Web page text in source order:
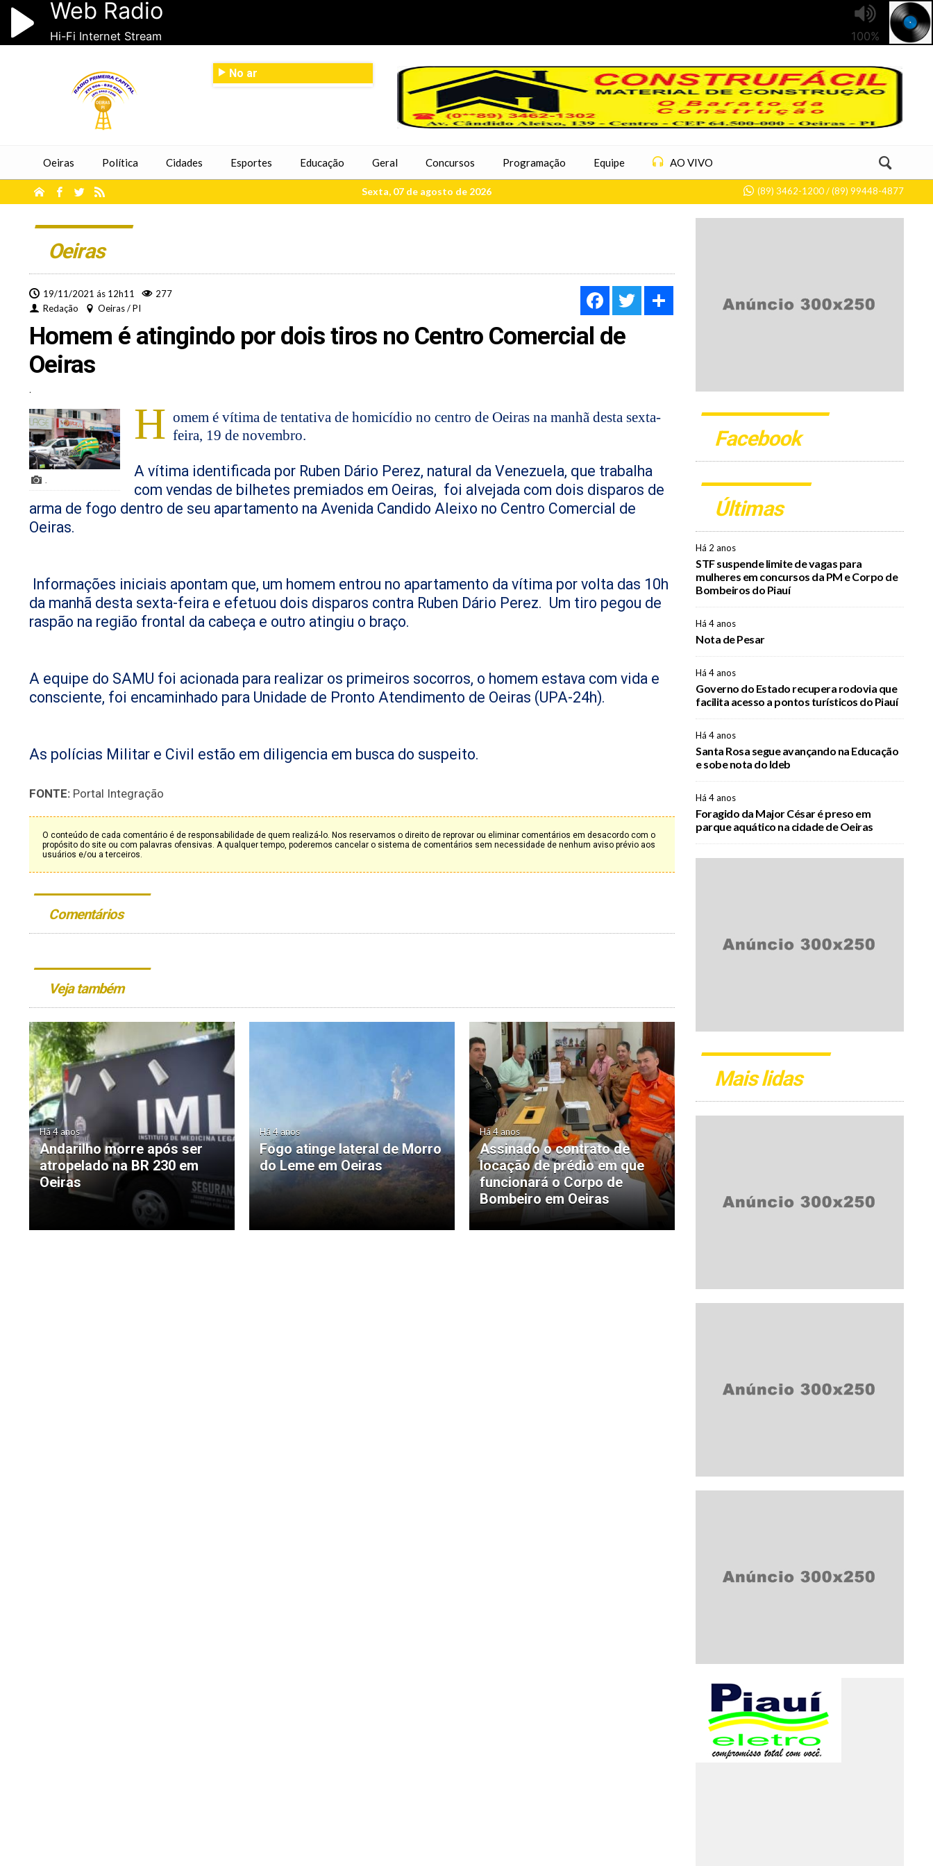
No ar
Oeiras Política Cidades Esportes Educação Geral Concursos Programação Equipe AO VIVO
Sexta, 07 de agosto de 2026 (89) 3462-1200 / (89) 99448-4877
Oeiras
19/11/2021 ás 12h11
277
Redação
Oeiras / PI
FacebookTwitter
Homem é atingindo por dois tiros no Centro Comercial de
Oeiras
.
H omem é vítima de tentativa de homicídio no centro de Oeiras na manhã desta sexta-
feira, 19 de novembro.
A vítima identificada por Ruben Dário Perez, natural da Venezuela, que trabalha
com vendas de bilhetes premiados em Oeiras, foi alvejada com dois disparos de
arma de fogo dentro de seu apartamento na Avenida Candido Aleixo no Centro Comercial de
Oeiras.
Informações iniciais apontam que, um homem entrou no apartamento da vítima por volta das 10h
da manhã desta sexta-feira e efetuou dois disparos contra Ruben Dário Perez. Um tiro pegou de
raspão na região frontal da cabeça e outro atingiu o braço.
A equipe do SAMU foi acionada para realizar os primeiros socorros, o homem estava com vida e
consciente, foi encaminhado para Unidade de Pronto Atendimento de Oeiras (UPA-24h).
As polícias Militar e Civil estão em diligencia em busca do suspeito.
FONTE: Portal Integração
O conteúdo de cada comentário é de responsabilidade de quem realizá-lo. Nos reservamos o direito de reprovar ou eliminar comentários em desacordo com o
propósito do site ou com palavras ofensivas. A qualquer tempo, poderemos cancelar o sistema de comentários sem necessidade de nenhum aviso prévio aos
usuários e/ou a terceiros.
Comentários
Veja também
Há 4 anos
Andarilho morre após ser
atropelado na BR 230 em
Oeiras
Há 4 anos
Fogo atinge lateral de Morro
do Leme em Oeiras
Há 4 anos
Assinado o contrato de
locação de prédio em que
funcionará o Corpo de
Bombeiro em Oeiras
Facebook
Últimas
Há 2 anos
STF suspende limite de vagas para
mulheres em concursos da PM e Corpo de
Bombeiros do Piauí
Há 4 anos
Nota de Pesar
Há 4 anos
Governo do Estado recupera rodovia que
facilita acesso a pontos turísticos do Piauí
Há 4 anos
Santa Rosa segue avançando na Educação
e sobe nota do Ideb
Há 4 anos
Foragido da Major César é preso em
parque aquático na cidade de Oeiras
Mais lidas